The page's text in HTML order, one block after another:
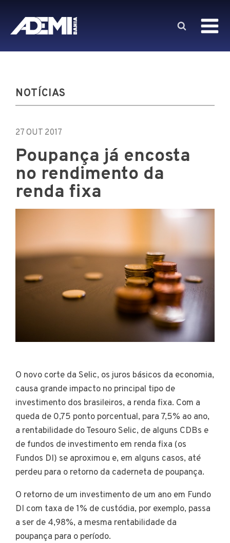
NOTÍCIAS
27 OUT 2017
Poupança já encosta
no rendimento da
renda fixa
O novo corte da Selic, os juros básicos da economia,
causa grande impacto no principal tipo de
investimento dos brasileiros, a renda fixa. Com a
queda de 0,75 ponto porcentual, para 7,5% ao ano,
a rentabilidade do Tesouro Selic, de alguns CDBs e
de fundos de investimento em renda fixa (os
Fundos DI) se aproximou e, em alguns casos, até
perdeu para o retorno da caderneta de poupança.
O retorno de um investimento de um ano em Fundo
DI com taxa de 1% de custódia, por exemplo, passa
a ser de 4,98%, a mesma rentabilidade da
poupança para o período.